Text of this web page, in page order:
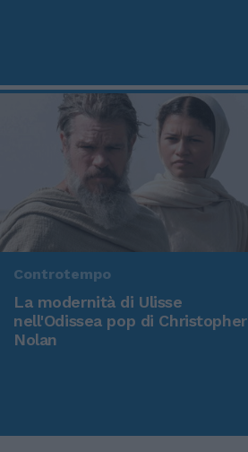
Controtempo
La modernità di Ulisse
nell'Odissea pop di Christopher
Nolan